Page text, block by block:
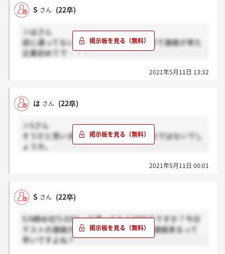
S さん (22卒)
＞はさん
逆に通ってない人いるんですかね？１日で連絡が来た
企業初めてで・・・
2021年5月11日 13:32
は さん (22卒)
＞Sさん
そうだと思います！ほとんど通してるのではないでし
ょうか。
2021年5月11日 00:01
S さん (22卒)
5/9締め切りのESって通ってたらWEBテですか？今日
テストの連絡が来たんですけど、1日で連絡来るって
早いですよね？